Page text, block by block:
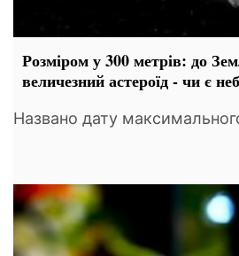
Розміром у 300 метрів: до
величезний астероїд - чи є
Названо дату